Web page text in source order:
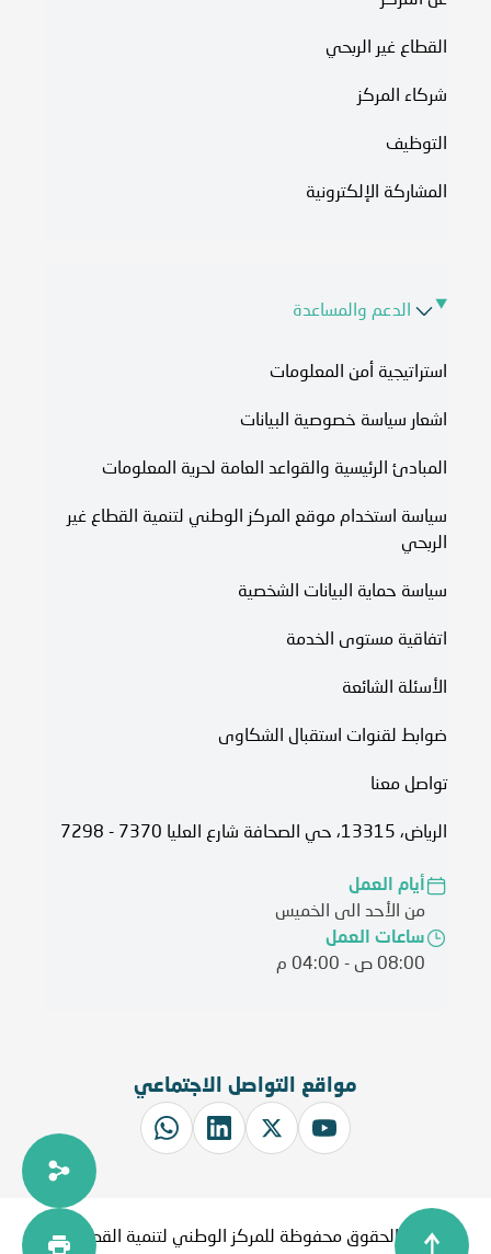
القطاع غير الربحي
شركاء المركز
التوظيف
المشاركة الإلكترونية
الدعم والمساعدة
استراتيجية أمن المعلومات
اشعار سياسة خصوصية البيانات
المبادئ الرئيسية والقواعد العامة لحرية المعلومات
سياسة استخدام موقع المركز الوطني لتنمية القطاع غير
الربحي
سياسة حماية البيانات الشخصية
اتفاقية مستوى الخدمة​
الأسئلة الشائعة
ضوابط لقنوات استقبال الشكاوى
تواصل معنا
الرياض، 13315، حي الصحافة شارع العليا 7370 - 7298
أيام العمل
من الأحد الى الخميس
ساعات العمل
08:00 ص - 04:00 م
مواقع التواصل الاجتماعي
جميع الحقوق محفوظة للمركز الوطني لتنمية القطاع غير